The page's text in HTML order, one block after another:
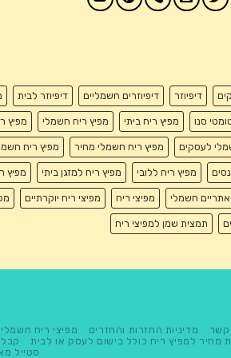
דיפיוזר דיפיוזרים חשמליים דיפיוזר לבית
סנו מפיץ ריח ביתי מפיץ ריח חשמלי מפיץ
לעסקים מפיץ ריח חשמלי מחיר מפיץ ריח
מפיץ ריח ללובי מפיץ ריח למזגן ביתי מפיץ
חשמלי מפיצי ריח מפיצי ריח יוקרתיים
תמצית שמן למפיצי ריח
קשר מדיניות החזרות והחזרים מפיצי ריח
מחיר למפיץ ריח כולל בישום לעסק או לבית
סטייל